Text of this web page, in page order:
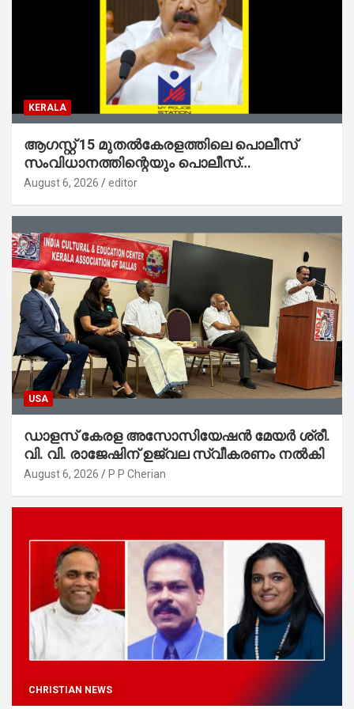
KERALA
ആഗസ്റ്റ് 15 മുതല്‍കേരളത്തിലെ പൊലീസ്
സംവിധാനത്തിന്റെയും പൊലീസ്
സ്റ്റേഷനുകളുടെയും മുഖഛായ മാറുകയാണ് :
August 6, 2026 editor
USA
ഡാളസ് കേരള അസോസിയേഷൻ മേയർ ശ്രീ.
വി. വി. രാജേഷിന് ഉജ്വല സ്വീകരണം നൽകി
August 6, 2026 P P Cherian
CHRISTIAN NEWS